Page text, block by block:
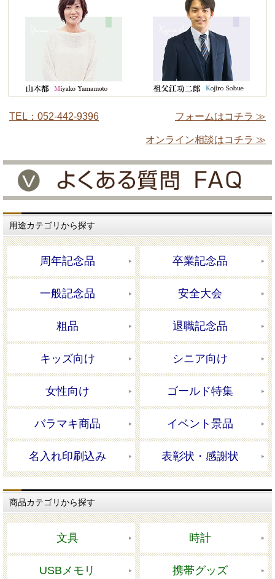
TEL：052-442-9396 フォームはコチラ ≫
オンライン相談はコチラ ≫
用途カテゴリから探す
周年記念品 卒業記念品
一般記念品 安全大会
粗品 退職記念品
キッズ向け シニア向け
女性向け ゴールド特集
バラマキ商品 イベント景品
名入れ印刷込み 表彰状・感謝状
商品カテゴリから探す
文具 時計
USBメモリ 携帯グッズ